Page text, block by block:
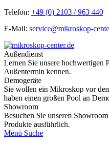
Telefon: +49 (0) 2103 / 963 440
E-Mail: service@mikroskop-
Außendienst
Lernen Sie unsere hochwertigen
Außentermin kennen.
Demogeräte
Sie wollen ein Mikroskop vor
haben einen großen Pool an
Showroom
Besuchen Sie unseren
Produkte ausführlich.
Menü Suche